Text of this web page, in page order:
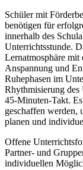
Schüler mit
benötigen für
innerhalb des
Unterrichtsstunde.
Lernatmosphäre mit
Anspannung und
Ruhephasen im
Rhythmisierung des
45-Minuten-Takt.
geschaffen werden,
planen und
Offene
Partner- und
individuellen